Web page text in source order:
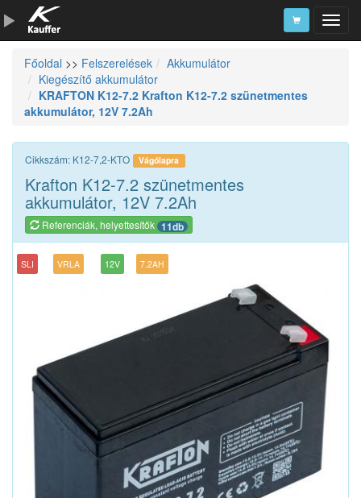
Szerszámkatalógus
Kosár
Főoldal >> Felszerelések
Akkumulátor
Kiegészítő akkumulátor
KRAFTON K12-7.2 Krafton K12-7.2 szünetmentes
akkumulátor, 12V 7.2Ah
Cikkszám: K12-7,2-KTO Vágólapra
Krafton K12-7.2 szünetmentes
akkumulátor, 12V 7.2Ah
Referenciák, helyettesítők 11db
SLI VRLA 12V 7.2AH